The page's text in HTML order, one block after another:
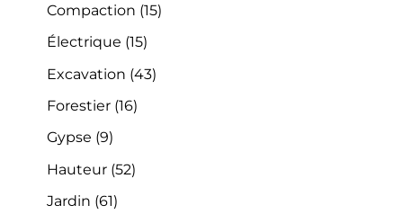
Compaction (15)
Électrique (15)
Excavation (43)
Forestier (16)
Gypse (9)
Hauteur (52)
Jardin (61)